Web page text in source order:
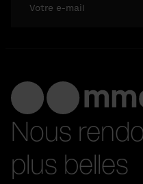
Nous
plus belles